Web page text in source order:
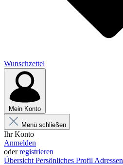
Wunschzettel
Mein Konto
Menü schließen
Ihr Konto
Anmelden
oderregistrieren
Übersicht Persönliches Profil Adressen